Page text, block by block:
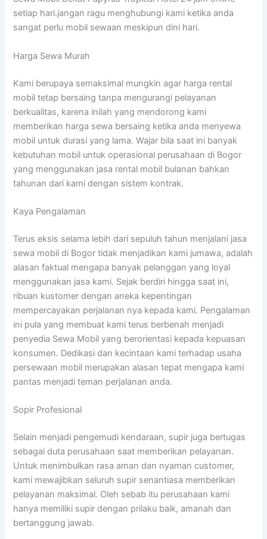
setiap hari.jangan ragu menghubungi kami ketika anda
sangat perlu mobil sewaan meskipun dini hari.
Harga Sewa Murah
Kami berupaya semaksimal mungkin agar harga rental
mobil tetap bersaing tanpa mengurangi pelayanan
berkualitas, karena inilah yang mendorong kami
memberikan harga sewa bersaing ketika anda menyewa
mobil untuk durasi yang lama. Wajar bila saat ini banyak
kebutuhan mobil untuk operasional perusahaan di Bogor
yang menggunakan jasa rental mobil bulanan bahkan
tahunan dari kami dengan sistem kontrak.
Kaya Pengalaman
Terus eksis selama lebih dari sepuluh tahun menjalani jasa
sewa mobil di Bogor tidak menjadikan kami jumawa, adalah
alasan faktual mengapa banyak pelanggan yang loyal
menggunakan jasa kami. Sejak berdiri hingga saat ini,
ribuan kustomer dengan aneka kepentingan
mempercayakan perjalanan nya kepada kami. Pengalaman
ini pula yang membuat kami terus berbenah menjadi
penyedia Sewa Mobil yang berorientasi kepada kepuasan
konsumen. Dedikasi dan kecintaan kami terhadap usaha
persewaan mobil merupakan alasan tepat mengapa kami
pantas menjadi teman perjalanan anda.
Sopir Profesional
Selain menjadi pengemudi kendaraan, supir juga bertugas
sebagai duta perusahaan saat memberikan pelayanan.
Untuk menimbulkan rasa aman dan nyaman customer,
kami mewajibkan seluruh supir senantiasa memberikan
pelayanan maksimal. Oleh sebab itu perusahaan kami
hanya memiliki supir dengan prilaku baik, amanah dan
bertanggung jawab.